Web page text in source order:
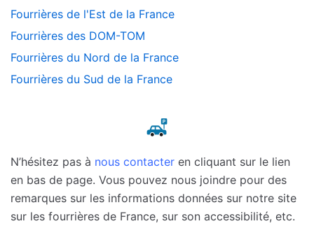
Fourrières de l'Est de la France
Fourrières des DOM-TOM
Fourrières du Nord de la France
Fourrières du Sud de la France
N’hésitez pas à nous contacter en cliquant sur le lien
en bas de page. Vous pouvez nous joindre pour des
remarques sur les informations données sur notre site
sur les fourrières de France, sur son accessibilité, etc.